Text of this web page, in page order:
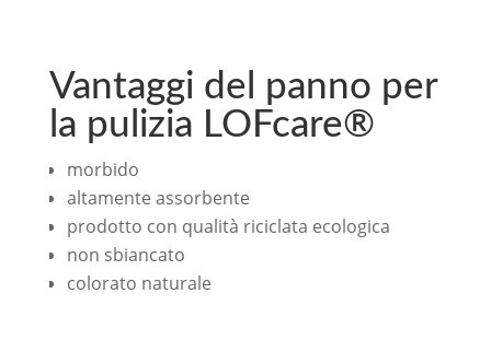
Vantaggi del panno per
la pulizia LOFcare®
morbido
altamente assorbente
prodotto con qualità riciclata ecologica
non sbiancato
colorato naturale